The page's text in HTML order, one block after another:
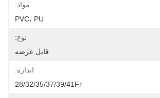
مواد:
PVC، PU
نوع:
قابل عرضه
اندازه:
28/32/35/37/39/41Fr